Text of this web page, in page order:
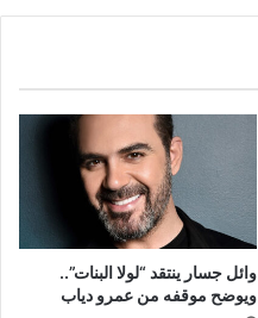
وائل جسار ينتقد “لولا البنات”..
ويوضح موقفه من عمرو دياب